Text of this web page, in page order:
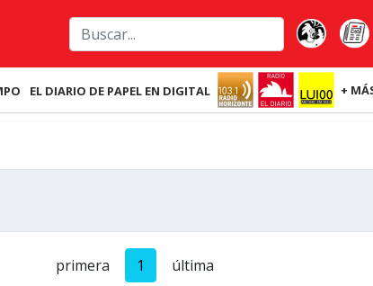
EL DIARIO DE PAPEL EN DIGITAL +
primera 1 última